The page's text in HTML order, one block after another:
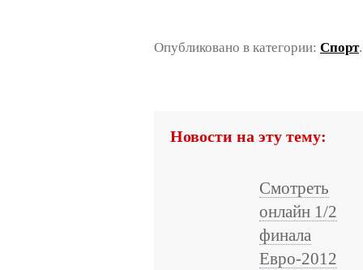
Опубликовано в категории: Спорт
Новости на эту тему:
Смотреть
онлайн 1/2
финала
Евро-2012